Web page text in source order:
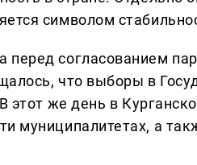
символом
перед согласованием
что выборы в
этот же день в
муниципалитетах, а